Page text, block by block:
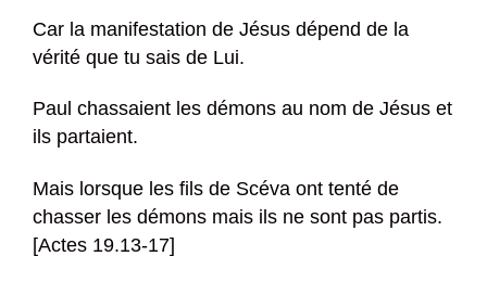
Car la manifestation de Jésus dépend de la
vérité que tu sais de Lui.
Paul chassaient les démons au nom de Jésus et
ils partaient.
Mais lorsque les fils de Scéva ont tenté de
chasser les démons mais ils ne sont pas partis.
[Actes 19.13-17]